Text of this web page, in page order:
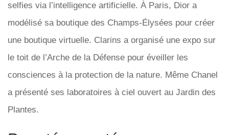
selfies via l’intelligence artificielle. À Paris, Dior a
modélisé sa boutique des Champs-Élysées pour créer
une boutique virtuelle. Clarins a organisé une expo sur
le toit de l’Arche de la Défense pour éveiller les
consciences à la protection de la nature. Même Chanel
a présenté ses laboratoires à ciel ouvert au Jardin des
Plantes.